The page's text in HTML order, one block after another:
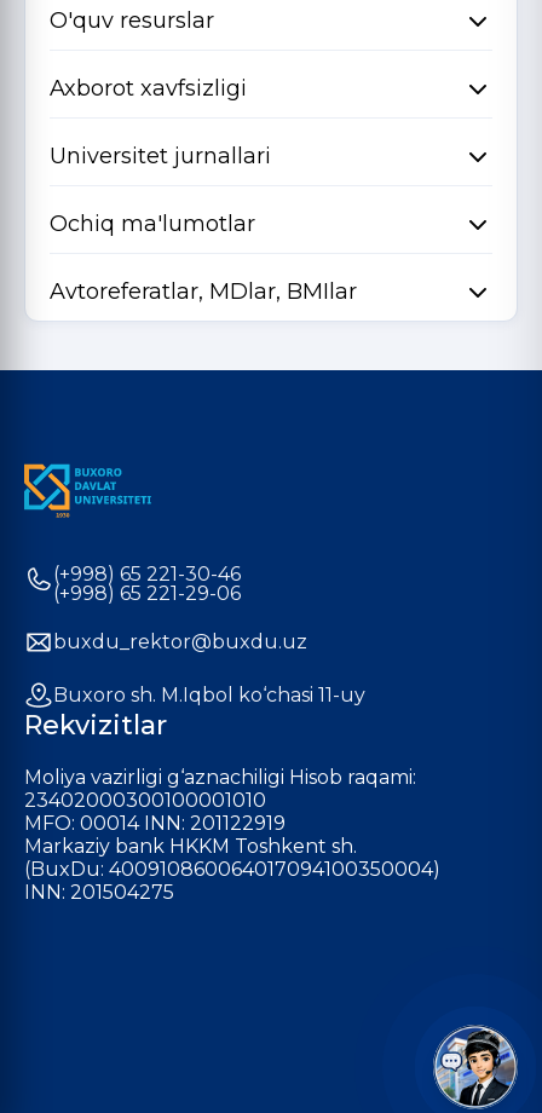
O'quv resurslar
Axborot xavfsizligi
Universitet jurnallari
Ochiq ma'lumotlar
Avtoreferatlar, MDlar, BMIlar
(+998) 65 221-30-46
(+998) 65 221-29-06
buxdu_rektor@buxdu.uz
Buxoro sh. M.Iqbol ko‘chasi 11-uy
Rekvizitlar
Moliya vazirligi g‘aznachiligi Hisob raqami:
23402000300100001010
MFO: 00014 INN: 201122919
Markaziy bank HKKM Toshkent sh.
(BuxDu: 400910860064017094100350004)
INN: 201504275